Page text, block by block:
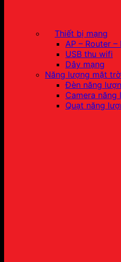
Thiết bị mạng
AP – Router
USB thu wifi
Dây mạng
Năng lượng mặt
Đèn năng
Camera
Quạt năng